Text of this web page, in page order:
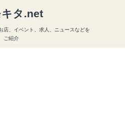
キタ.net
店、イベント、求人、ニュースなどを
ご紹介